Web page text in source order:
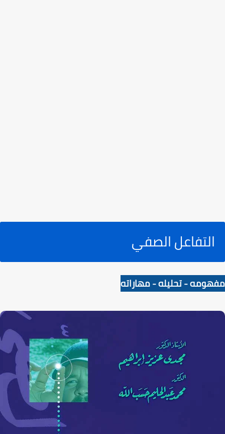
التفاعل الصفي
مفهومه - تحليله - مهاراته